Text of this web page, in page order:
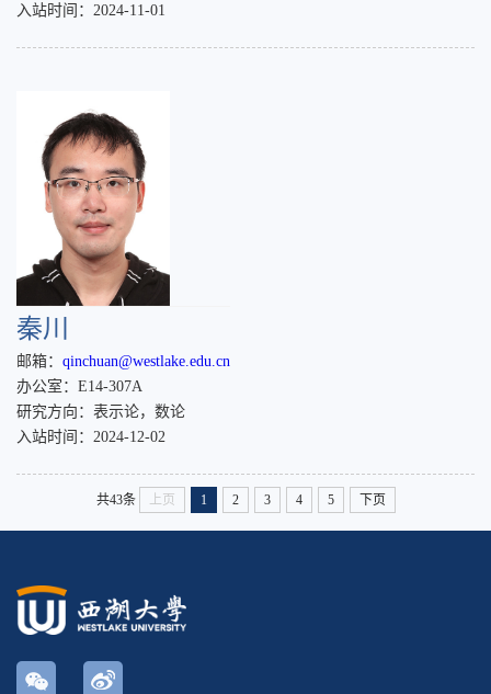
入站时间：2024-11-01
秦川
邮箱： qinchuan@westlake.edu.cn
办公室：E14-307A
研究方向：表示论，数论
入站时间：2024-12-02
共43条 上页 1 2 3 4 5 下页